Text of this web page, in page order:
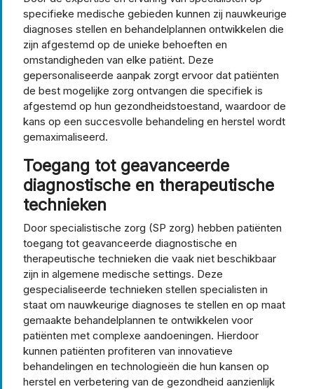
specifieke medische gebieden kunnen zij nauwkeurige
diagnoses stellen en behandelplannen ontwikkelen die
zijn afgestemd op de unieke behoeften en
omstandigheden van elke patiënt. Deze
gepersonaliseerde aanpak zorgt ervoor dat patiënten
de best mogelijke zorg ontvangen die specifiek is
afgestemd op hun gezondheidstoestand, waardoor de
kans op een succesvolle behandeling en herstel wordt
gemaximaliseerd.
Toegang tot geavanceerde
diagnostische en therapeutische
technieken
Door specialistische zorg (SP zorg) hebben patiënten
toegang tot geavanceerde diagnostische en
therapeutische technieken die vaak niet beschikbaar
zijn in algemene medische settings. Deze
gespecialiseerde technieken stellen specialisten in
staat om nauwkeurige diagnoses te stellen en op maat
gemaakte behandelplannen te ontwikkelen voor
patiënten met complexe aandoeningen. Hierdoor
kunnen patiënten profiteren van innovatieve
behandelingen en technologieën die hun kansen op
herstel en verbetering van de gezondheid aanzienlijk